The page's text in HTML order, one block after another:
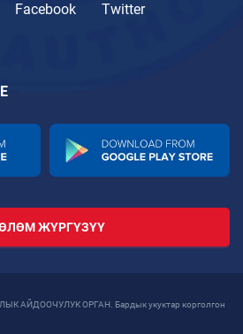
Facebook
Twitter
ЖҮРГҮЗҮҮ
АЙДООЧУЛУК ОРГАН. Бардык укуктар корголгон